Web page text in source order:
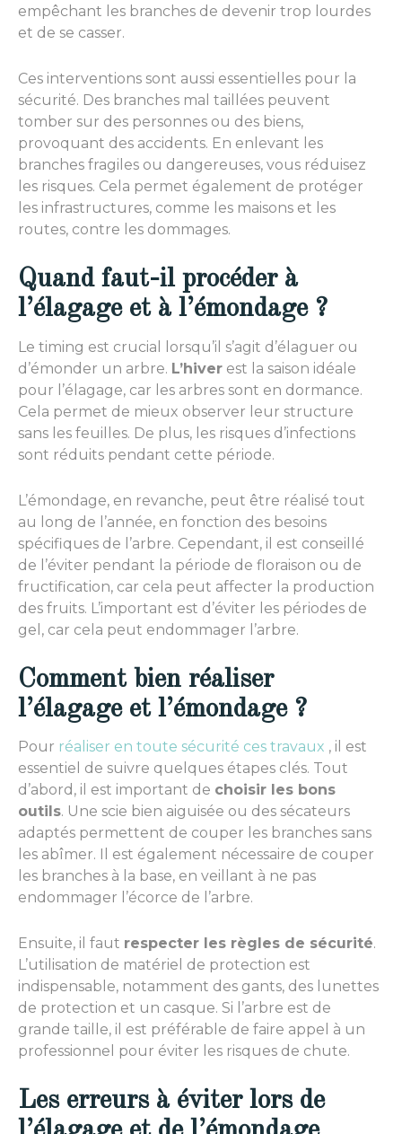
empêchant les branches de devenir trop lourdes
et de se casser.
Ces interventions sont aussi essentielles pour la
sécurité. Des branches mal taillées peuvent
tomber sur des personnes ou des biens,
provoquant des accidents. En enlevant les
branches fragiles ou dangereuses, vous réduisez
les risques. Cela permet également de protéger
les infrastructures, comme les maisons et les
routes, contre les dommages.
Quand faut-il procéder à
l’élagage et à l’émondage ?
Le timing est crucial lorsqu’il s’agit d’élaguer ou
d’émonder un arbre. L’hiver est la saison idéale
pour l’élagage, car les arbres sont en dormance.
Cela permet de mieux observer leur structure
sans les feuilles. De plus, les risques d’infections
sont réduits pendant cette période.
L’émondage, en revanche, peut être réalisé tout
au long de l’année, en fonction des besoins
spécifiques de l’arbre. Cependant, il est conseillé
de l’éviter pendant la période de floraison ou de
fructification, car cela peut affecter la production
des fruits. L’important est d’éviter les périodes de
gel, car cela peut endommager l’arbre.
Comment bien réaliser
l’élagage et l’émondage ?
Pour réaliser en toute sécurité ces travaux , il est
essentiel de suivre quelques étapes clés. Tout
d’abord, il est important de choisir les bons
outils. Une scie bien aiguisée ou des sécateurs
adaptés permettent de couper les branches sans
les abîmer. Il est également nécessaire de couper
les branches à la base, en veillant à ne pas
endommager l’écorce de l’arbre.
Ensuite, il faut respecter les règles de sécurité.
L’utilisation de matériel de protection est
indispensable, notamment des gants, des lunettes
de protection et un casque. Si l’arbre est de
grande taille, il est préférable de faire appel à un
professionnel pour éviter les risques de chute.
Les erreurs à éviter lors de